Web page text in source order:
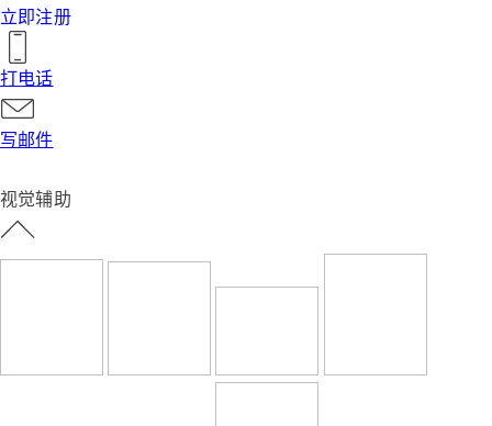
立即注册
打电话
写邮件
视觉辅助